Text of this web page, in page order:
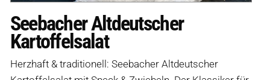
Seebacher Altdeutscher
Kartoffelsalat
Herzhaft & traditionell: Seebacher Altdeutscher